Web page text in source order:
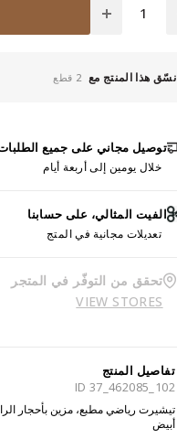
نسّق هذا المنتج مع 2 قطع
توصيل مجاني على جميع
خلال يومين إلى أربعة أيام
الفيت المثالي، على حسابنا
تعديلات مجانية في المتج
تحقق من التوفّر في المتجر
VIEW STORES
تفاصيل المنتج
ID 37_462085_102
تيشيرت رياضي مطبع، مزين بأحجار
أبيض